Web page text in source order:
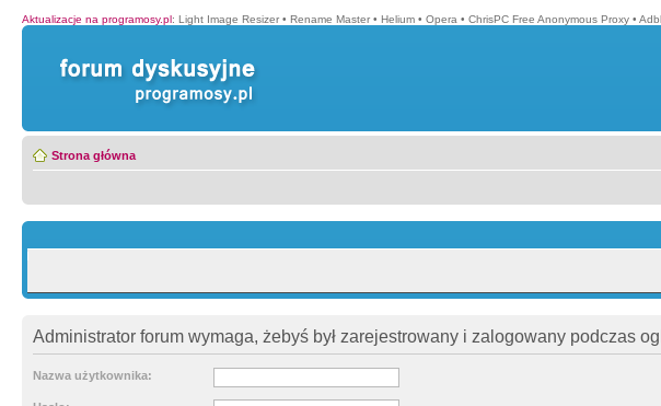
Aktualizacje na programosy.pl: Light Image Resizer • Rename Master • Helium • Opera • ChrisPC Free Anonymous Proxy •
Strona główna
Administrator forum wymaga, żebyś był zarejestrowany i zalogowany podczas
Nazwa użytkownika: